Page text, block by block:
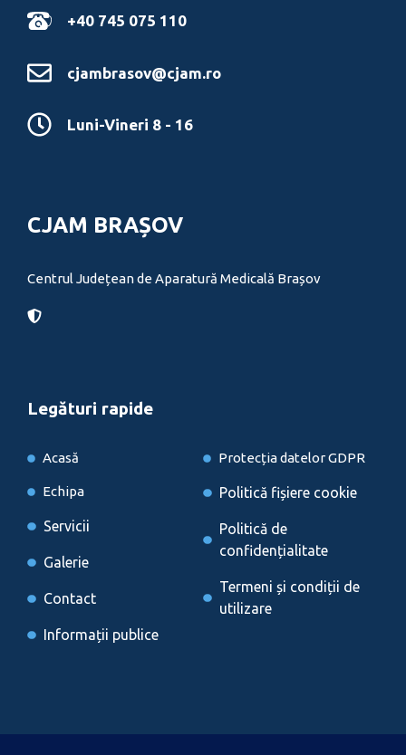
+40 745 075 110
cjambrasov@cjam.ro
Luni-Vineri 8 - 16
CJAM BRAȘOV
Centrul Județean de Aparatură Medicală Brașov
Legături rapide
Acasă
Echipa
Servicii
Galerie
Contact
Informații publice
Protecția datelor GDPR
Politică fișiere cookie
Politică de
confidențialitate
Termeni și condiții de
utilizare